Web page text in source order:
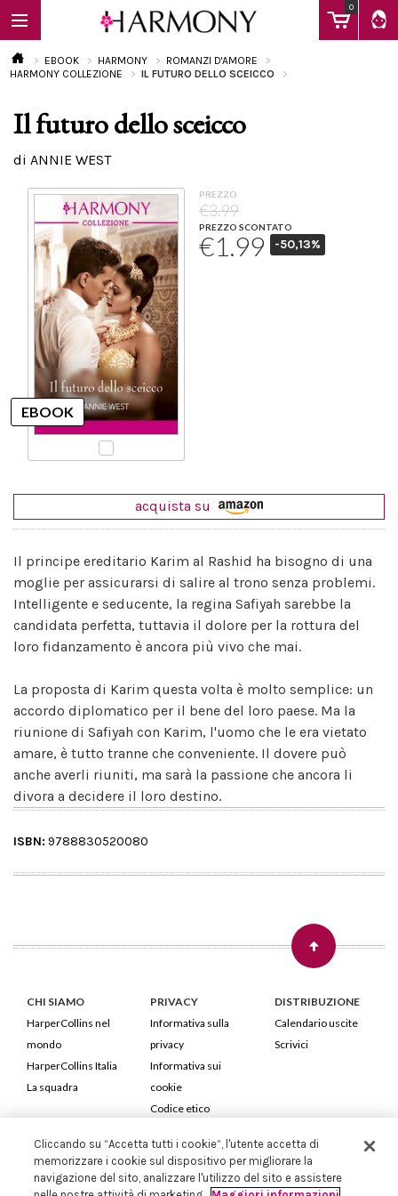
0
EBOOK
Calendario
EBOOK HARMONY
ROMANZI D'AMORE
HARMONY COLLEZIONE
IL FUTURO DELLO SCEICCO
Il futuro dello sceicco
di ANNIE WEST
PREZZO
€3.99
PREZZO SCONTATO
€1.99 -50,13%
acquista su
Il principe ereditario Karim al Rashid ha bisogno di una
moglie per assicurarsi di salire al trono senza problemi.
Intelligente e seducente, la regina Safiyah sarebbe la
candidata perfetta, tuttavia il dolore per la rottura del
loro fidanzamento è ancora più vivo che mai.
La proposta di Karim questa volta è molto semplice: un
accordo diplomatico per il bene del loro paese. Ma la
riunione di Safiyah con Karim, l'uomo che le era vietato
amare, è tutto tranne che conveniente. Il dovere può
anche averli riuniti, ma sarà la passione che ancora li
divora a decidere il loro destino.
ISBN: 9788830520080
CHI SIAMO
HarperCollins nel
mondo
HarperCollins Italia
La squadra
PRIVACY
Informativa sulla
privacy
Informativa sui
cookie
Codice etico
DISTRIBUZIONE
Calendario uscite
Scrivici
HarperCollins Italia S.p.A. Viale Monte Nero, 84 - 20135 Milano
Cod. Fiscale e P.IVA 05946780151 - Capitale Sociale 258.250 €
Cliccando su “Accetta tutti i cookie”, l'utente accetta di
memorizzare i cookie sul dispositivo per migliorare la
navigazione del sito, analizzare l'utilizzo del sito e assistere